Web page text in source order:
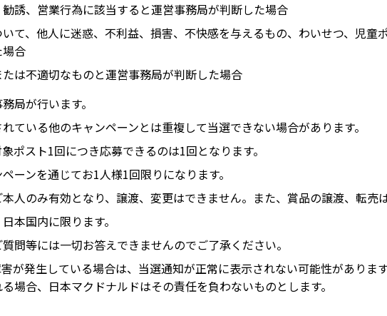
誘、営業行為に該当すると運営事務局が判断した場合
て、他人に迷惑、不利益、損害、不快感を与えるもの、わいせつ、児童
合
は不適切なものと運営事務局が判断した場合
局が行います。
ている他のキャンペーンとは重複して当選できない場合があります。
ポスト1回につき応募できるのは1回となります。
ーンを通じてお1人様1回限りになります。
本人のみ有効となり、譲渡、変更はできません。また、賞品の譲渡、転売
本国内に限ります。
問等には一切お答えできませんのでご了承ください。
が発生している場合は、当選通知が正常に表示されない可能性がありま
場合、日本マクドナルドはその責任を負わないものとします。